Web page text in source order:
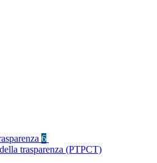
6
trasparenza (PTPCT)